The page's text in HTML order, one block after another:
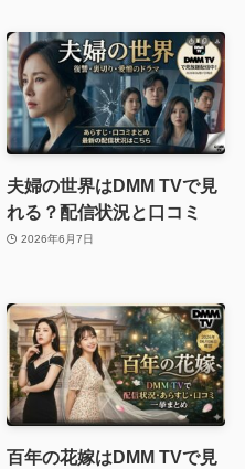
夫婦の世界はDMM TVで見
れる？配信状況と口コミ
2026年6月7日
百年の花嫁はDMM TVで見